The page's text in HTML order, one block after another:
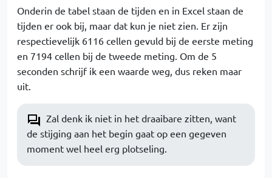
Onderin de tabel staan de tijden en in Excel staan de
tijden er ook bij, maar dat kun je niet zien. Er zijn
respectievelijk 6116 cellen gevuld bij de eerste meting
en 7194 cellen bij de tweede meting. Om de 5
seconden schrijf ik een waarde weg, dus reken maar
uit.
Zal denk ik niet in het draaibare zitten, want
de stijging aan het begin gaat op een gegeven
moment wel heel erg plotseling.